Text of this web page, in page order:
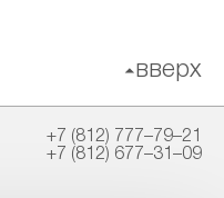
вверх
+7 (812) 777–79–21
+7 (812) 677–31–09